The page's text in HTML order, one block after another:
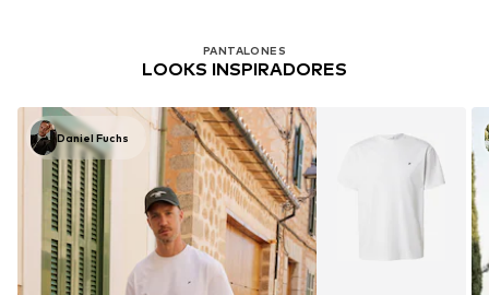
PANTALONES
LOOKS INSPIRADORES
Daniel Fuchs